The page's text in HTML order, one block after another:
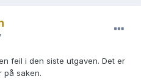
feil i den siste utgaven. Det er
på saken.